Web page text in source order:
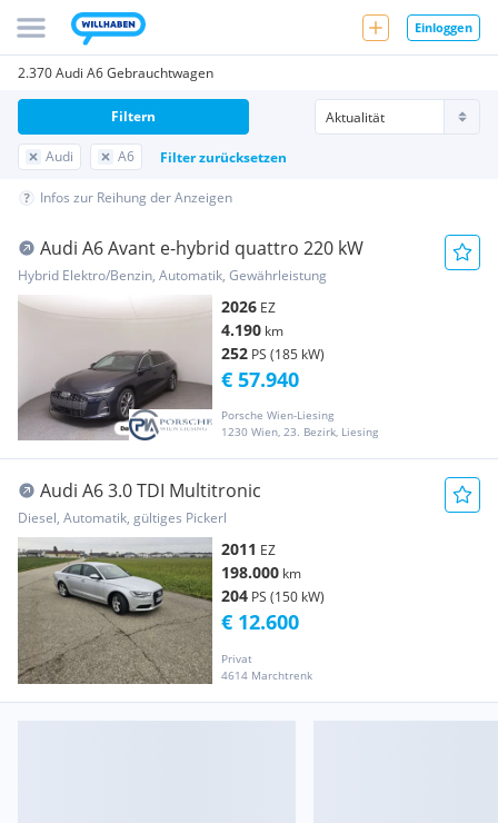
Einloggen
2.370 Audi A6 Gebrauchtwagen
Audi A6 Filter zurücksetzen
Filtern
Infos zur Reihung der Anzeigen
Audi A6 Avant e-hybrid quattro 220 kW
Hybrid Elektro/Benzin, Automatik, Gewährleistung
2026 EZ
4.190 km
252 PS (185 kW)
Porsche Wien-Liesing
1230 Wien, 23. Bezirk, Liesing
€ 57.940
Audi A6 3.0 TDI Multitronic
Diesel, Automatik, gültiges Pickerl
2011 EZ
198.000 km
204 PS (150 kW)
Privat
4614 Marchtrenk
€ 12.600